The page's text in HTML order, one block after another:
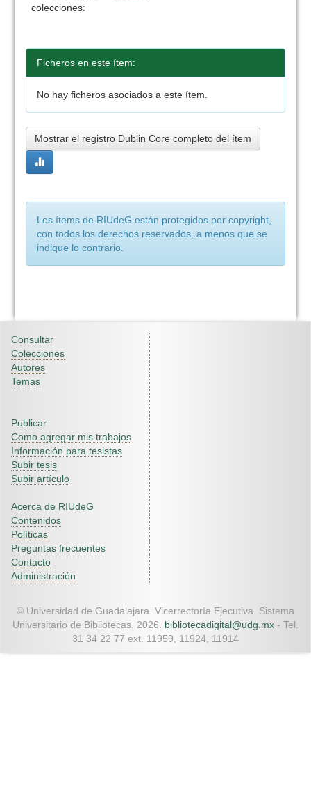
colecciones:
Ficheros en este ítem:
No hay ficheros asociados a este ítem.
Mostrar el registro Dublin Core completo del ítem
Los ítems de RIUdeG están protegidos por copyright,
con todos los derechos reservados, a menos que se
indique lo contrario.
Consultar
Colecciones
Autores
Temas
Publicar
Como agregar mis trabajos
Información para tesistas
Subir tesis
Subir artículo
Acerca de RIUdeG
Contenidos
Políticas
Preguntas frecuentes
Contacto
Administración
© Universidad de Guadalajara. Vicerrectoría Ejecutiva. Sistema
Universitario de Bibliotecas. 2026. bibliotecadigital@udg.mx - Tel.
31 34 22 77 ext. 11959, 11924, 11914